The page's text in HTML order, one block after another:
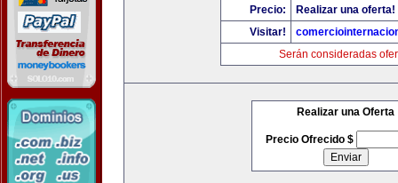
Precio:
Realizar una oferta!
Visitar!
Serán consideradas
Realizar una Oferta
Precio Ofrecido $